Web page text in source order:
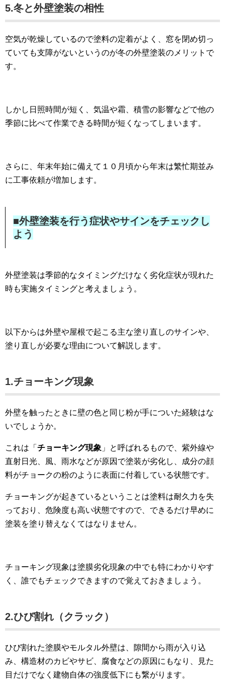
5.冬と外壁塗装の相性
空気が乾燥しているので塗料の定着がよく、窓を閉め切っ
ていても支障がないというのが冬の外壁塗装のメリットで
す。
しかし日照時間が短く、気温や霜、積雪の影響などで他の
季節に比べて作業できる時間が短くなってしまいます。
さらに、年末年始に備えて１０月頃から年末は繁忙期並み
に工事依頼が増加します。
■外壁塗装を行う症状やサインをチェックし
よう
外壁塗装は季節的なタイミングだけなく劣化症状が現れた
時も実施タイミングと考えましょう。
以下からは外壁や屋根で起こる主な塗り直しのサインや、
塗り直しが必要な理由について解説します。
1.チョーキング現象
外壁を触ったときに壁の色と同じ粉が手についた経験はな
いでしょうか。
これは「 チョーキング現象 」と呼ばれるもので、紫外線や
直射日光、風、雨水などが原因で塗装が劣化し、成分の顔
料がチョークの粉のように表面に付着している状態です。
チョーキングが起きているということは塗料は耐久力を失
っており、危険度も高い状態ですので、できるだけ早めに
塗装を塗り替えなくてはなりません。
チョーキング現象は塗膜劣化現象の中でも特にわかりやす
く、誰でもチェックできますので覚えておきましょう。
2.ひび割れ（クラック）
ひび割れた塗膜やモルタル外壁は、隙間から雨が入り込
み、構造材のカビやサビ、腐食などの原因にもなり、見た
目だけでなく建物自体の強度低下にも繋がります。